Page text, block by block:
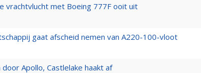
vrachtvlucht met Boeing 777F ooit uit
gaat afscheid nemen van A220-100-vloot
Apollo, Castlelake haakt af